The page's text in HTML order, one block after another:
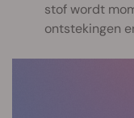
stof wordt
ontstekingen